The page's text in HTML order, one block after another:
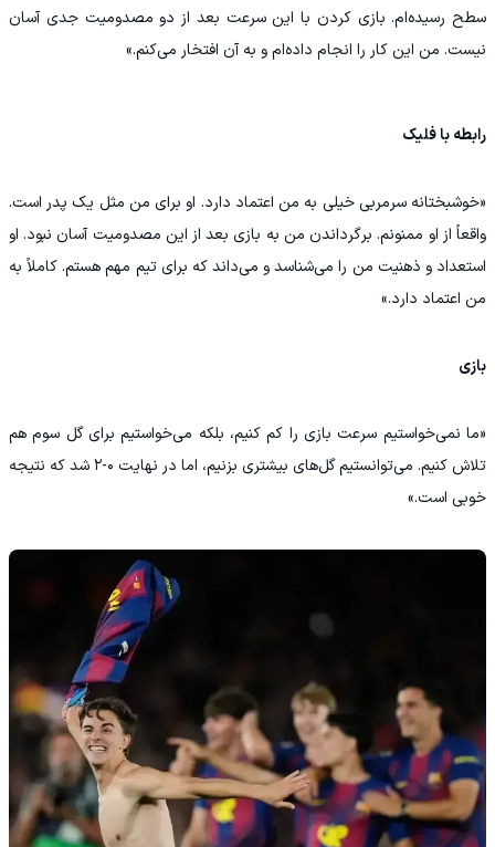
سطح رسیده‌ام. بازی کردن با این سرعت بعد از دو مصدومیت جدی آسان
نیست. من این کار را انجام داده‌ام و به آن افتخار می‌کنم.»
رابطه‌ با فلیک
«خوشبختانه سرمربی خیلی به من اعتماد دارد. او برای من مثل یک پدر است.
واقعاً از او ممنونم. برگرداندن من به بازی بعد از این مصدومیت آسان نبود. او
استعداد و ذهنیت من را می‌شناسد و می‌داند که برای تیم مهم هستم. کاملاً به
من اعتماد دارد.»
بازی
«ما نمی‌خواستیم سرعت بازی را کم کنیم، بلکه می‌خواستیم برای گل سوم هم
تلاش کنیم. می‌توانستیم گل‌های بیشتری بزنیم، اما در نهایت ۰-۲ شد که نتیجه
خوبی است.»